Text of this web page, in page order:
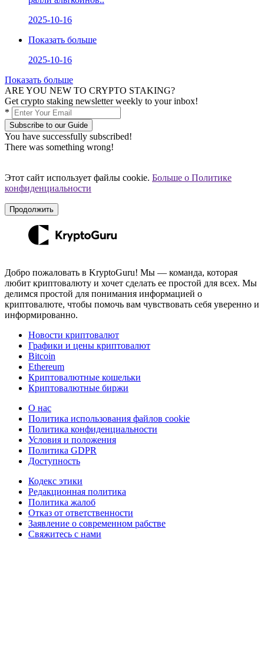
2025-10-16
Показать больше
2025-10-16
Показать больше
ARE YOU NEW TO CRYPTO STAKING?
Get crypto staking newsletter weekly to your inbox!
*
Subscribe to our Guide
You have successfully subscribed!
There was something wrong!
Этот сайт использует файлы cookie. Больше о Политике
конфиденциальности
Продолжить
Добро пожаловать в KryptoGuru! Мы — команда, которая
любит криптовалюту и хочет сделать ее простой для всех. Мы
делимся простой для понимания информацией о
криптовалюте, чтобы помочь вам чувствовать себя уверенно и
информированно.
Новости криптовалют
Графики и цены криптовалют
Bitcoin
Ethereum
Криптовалютные кошельки
Криптовалютные биржи
О нас
Политика использования файлов cookie
Политика конфиденциальности
Условия и положения
Политика GDPR
Доступность
Кодекс этики
Редакционная политика
Политика жалоб
Отказ от ответственности
Заявление о современном рабстве
Свяжитесь с нами